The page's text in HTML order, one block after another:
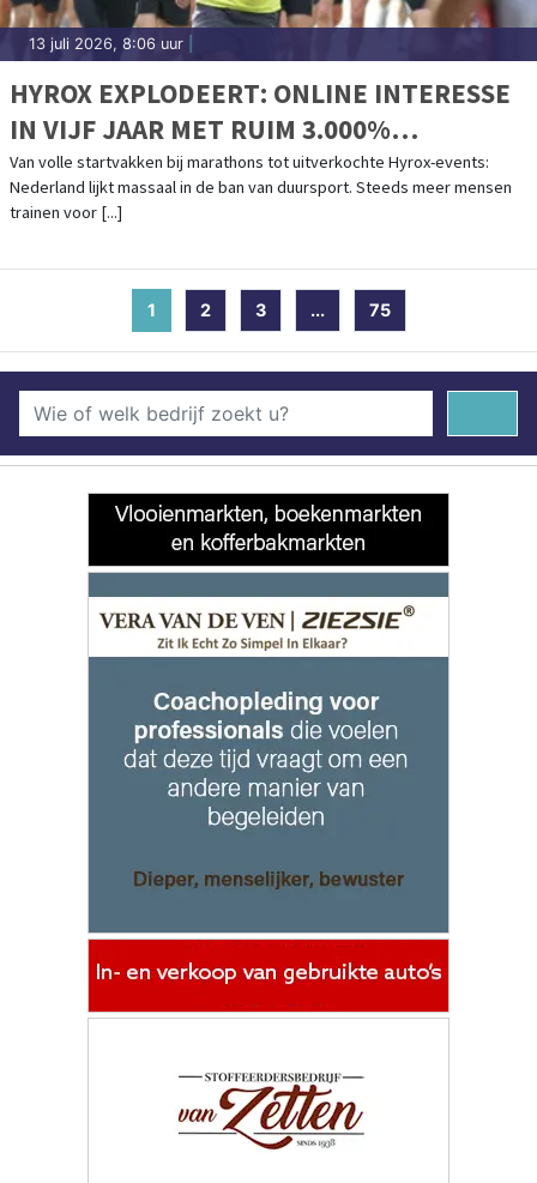
13 juli 2026, 8:06 uur
HYROX EXPLODEERT: ONLINE INTERESSE
IN VIJF JAAR MET RUIM 3.000%
GESTEGEN
Van volle startvakken bij marathons tot uitverkochte Hyrox-events:
Nederland lijkt massaal in de ban van duursport. Steeds meer mensen
trainen voor [...]
1 (current)
2 3 ... 75